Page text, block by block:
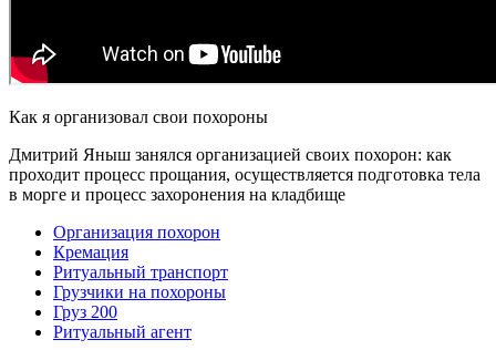
Как я организовал свои похороны
Дмитрий Яныш занялся организацией своих похорон: как
проходит процесс прощания, осуществляется подготовка тела
в морге и процесс захоронения на кладбище
Организация похорон
Кремация
Ритуальный транспорт
Грузчики на похороны
Груз 200
Ритуальный агент